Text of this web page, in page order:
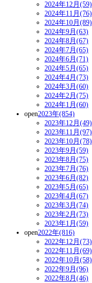
2024年12月(59)
2024年11月(76)
2024年10月(89)
2024年9月(63)
2024年8月(67)
2024年7月(65)
2024年6月(71)
2024年5月(65)
2024年4月(73)
2024年3月(60)
2024年2月(75)
2024年1月(60)
open2023年(854)
2023年12月(49)
2023年11月(97)
2023年10月(78)
2023年9月(59)
2023年8月(75)
2023年7月(76)
2023年6月(82)
2023年5月(65)
2023年4月(67)
2023年3月(74)
2023年2月(73)
2023年1月(59)
open2022年(816)
2022年12月(73)
2022年11月(69)
2022年10月(58)
2022年9月(96)
2022年8月(46)